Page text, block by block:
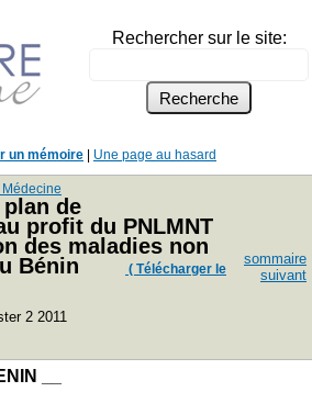
Rechercher sur le site:
un mémoire Une page au hasard
de
profit du PNLMNT
des maladies non
Bénin
( Télécharger le
2 2011
sommaire
suivant
__